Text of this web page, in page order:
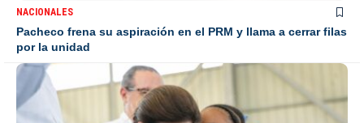
NACIONALES
Pacheco frena su aspiración en el PRM y llama a cerrar filas
por la unidad